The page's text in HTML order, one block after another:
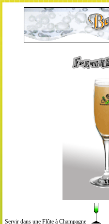
Servir dans une Flûte à Champagne